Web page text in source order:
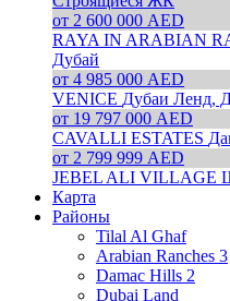
от 2 600 000 AED
RAYA IN ARABIAN
Дубай
от 4 985 000 AED
VENICE Дубаи Ленд,
от 19 797 000 AED
CAVALLI ESTATES
от 2 799 999 AED
JEBEL ALI VILLAGE
Карта
Районы
Tilal Al Ghaf
Arabian Ranches 3
Damac Hills 2
Dubai Land